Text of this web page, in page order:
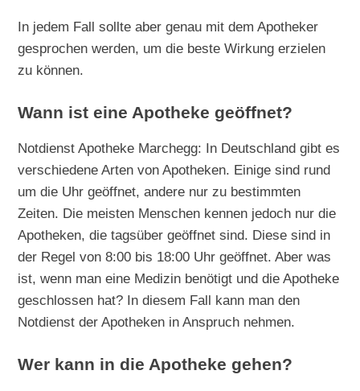
In jedem Fall sollte aber genau mit dem Apotheker
gesprochen werden, um die beste Wirkung erzielen
zu können.
Wann ist eine Apotheke geöffnet?
Notdienst Apotheke Marchegg: In Deutschland gibt es
verschiedene Arten von Apotheken. Einige sind rund
um die Uhr geöffnet, andere nur zu bestimmten
Zeiten. Die meisten Menschen kennen jedoch nur die
Apotheken, die tagsüber geöffnet sind. Diese sind in
der Regel von 8:00 bis 18:00 Uhr geöffnet. Aber was
ist, wenn man eine Medizin benötigt und die Apotheke
geschlossen hat? In diesem Fall kann man den
Notdienst der Apotheken in Anspruch nehmen.
Wer kann in die Apotheke gehen?